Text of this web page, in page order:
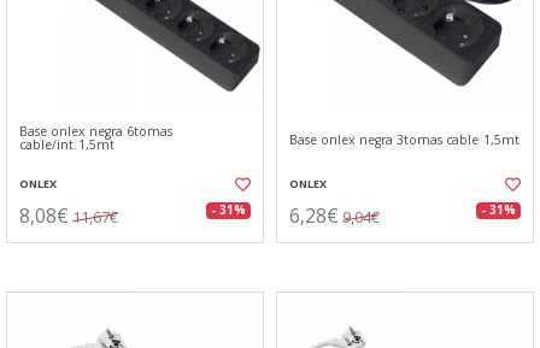
Base onlex negra 6tomas
cable/int.1,5mt
ONLEX
8,08€ 11,67€ - 31%
Base onlex negra 3tomas cable 1,5mt
ONLEX
6,28€ 9,04€ - 31%